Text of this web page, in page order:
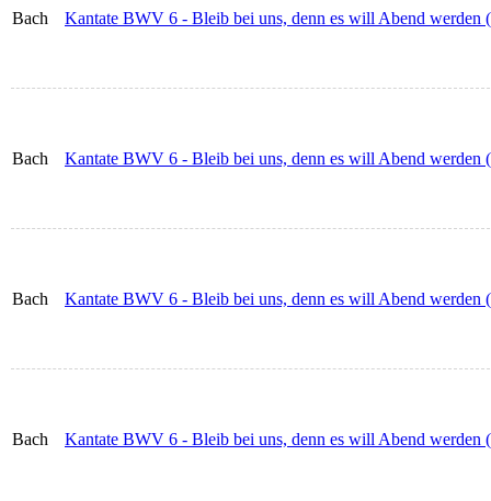
Bach Kantate BWV 6 - Bleib bei uns, denn es will Abend werden
Bach Kantate BWV 6 - Bleib bei uns, denn es will Abend werden
Bach Kantate BWV 6 - Bleib bei uns, denn es will Abend werden
Bach Kantate BWV 6 - Bleib bei uns, denn es will Abend werden